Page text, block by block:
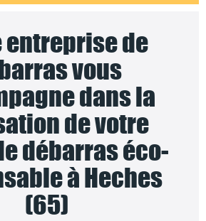
entreprise de
vous
dans la
de votre
débarras éco-
à Heches
(65)